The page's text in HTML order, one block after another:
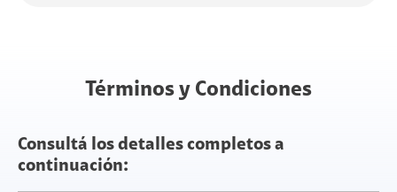
Términos y Condiciones
Consultá los detalles completos a
continuación: